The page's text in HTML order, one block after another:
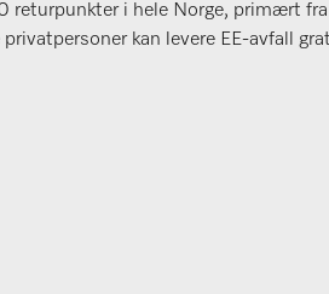
returpunkter i hele Norge, primært
kan levere EE-avfall